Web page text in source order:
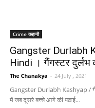
Crime कहानी
Gangster Durlabh
Hindi । गैंगस्टर
The Chanakya - 24 July , 2021
Gangster Durlabh Kashyap /
में जब दूसरे बच्चे आगे की पढाई...